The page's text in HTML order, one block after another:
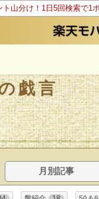
ト山分け！1日5回検索で1
戯言
月別記事